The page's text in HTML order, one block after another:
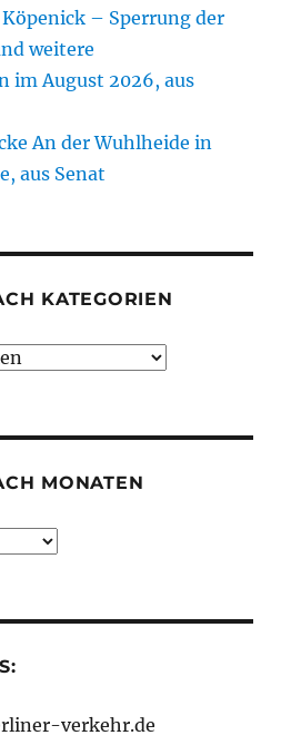
– Sperrung der
weitere
im August 2026, aus
An der Wuhlheide in
aus Senat
KATEGORIEN
MONATEN
verkehr.de